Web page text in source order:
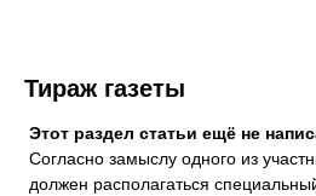
Тираж газеты
Этот раздел статьи ещё не
Согласно замыслу одного из
должен располагаться